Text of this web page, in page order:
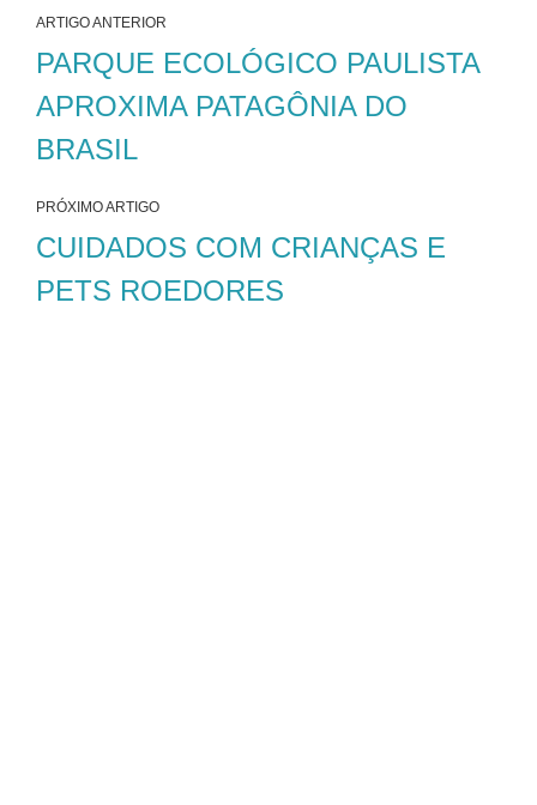
ARTIGO ANTERIOR
PARQUE ECOLÓGICO PAULISTA
APROXIMA PATAGÔNIA DO
BRASIL
PRÓXIMO ARTIGO
CUIDADOS COM CRIANÇAS E
PETS ROEDORES